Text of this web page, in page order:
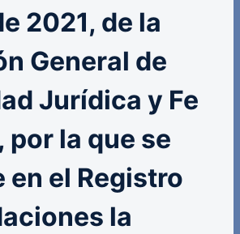
2021, de la
General de
Jurídica y Fe
por la que se
en el Registro
la